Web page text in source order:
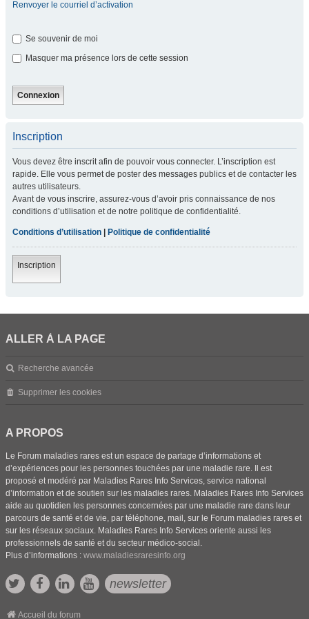
Renvoyer le courriel d’activation
Se souvenir de moi
Masquer ma présence lors de cette session
Inscription
Vous devez être inscrit afin de pouvoir vous connecter. L’inscription est
rapide. Elle vous permet de poster des messages publics et de contacter les
autres utilisateurs.
Avant de vous inscrire, assurez-vous d’avoir pris connaissance de nos
conditions d’utilisation et de notre politique de confidentialité.
Conditions d’utilisation Politique de confidentialité
Inscription
ALLER À LA PAGE
Recherche avancée
Supprimer les cookies
A PROPOS
Le Forum maladies rares est un espace de partage d’informations et
d’expériences pour les personnes touchées par une maladie rare. Il est
proposé et modéré par Maladies Rares Info Services, service national
d’information et de soutien sur les maladies rares. Maladies Rares Info Services
aide au quotidien les personnes concernées par une maladie rare dans leur
parcours de santé et de vie, par téléphone, mail, sur le Forum maladies rares et
sur les réseaux sociaux. Maladies Rares Info Services oriente aussi les
professionnels de santé et du secteur médico-social.
Plus d’informations : www.maladiesraresinfo.org
newsletter
Accueil du forum